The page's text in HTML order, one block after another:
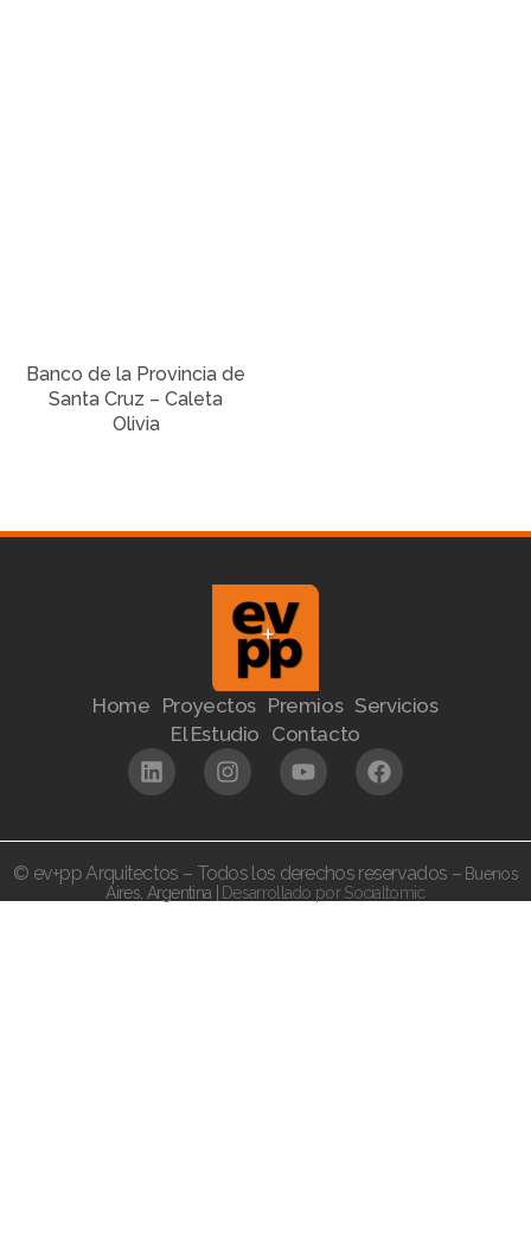
Banco de la Provincia de
Santa Cruz – Caleta
Olivia
Home Proyectos Premios Servicios
El Estudio Contacto
© ev+pp Arquitectos – Todos los derechos reservados – Buenos
Aires, Argentina | Desarrollado por Socialtomic